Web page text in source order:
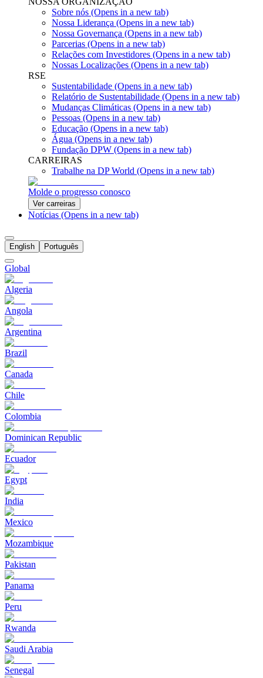
Sobre nós (Opens in a new tab)
Nossa Liderança (Opens in a new tab)
Nossa Governança (Opens in a new tab)
Parcerias (Opens in a new tab)
Relações com Investidores (Opens in a new tab)
Nossas Localizações (Opens in a new tab)
RSE
Sustentabilidade (Opens in a new tab)
Relatório de Sustentabilidade (Opens in a new tab)
Mudanças Climáticas (Opens in a new tab)
Pessoas (Opens in a new tab)
Educação (Opens in a new tab)
Água (Opens in a new tab)
Fundação DPW (Opens in a new tab)
CARREIRAS
Trabalhe na DP World (Opens in a new tab)
Molde o progresso conosco
Ver carreiras
Notícias (Opens in a new tab)
English Português
Global
Algeria
Angola
Argentina
Brazil
Canada
Chile
Colombia
Dominican Republic
Ecuador
Egypt
India
Mexico
Mozambique
Pakistan
Panama
Peru
Rwanda
Saudi Arabia
Senegal